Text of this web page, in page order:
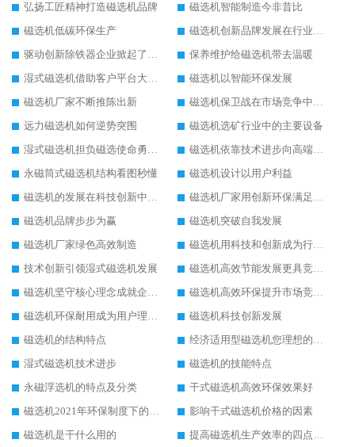
弘扬工匠精神打造磁选机品牌
磁选机智能制造今非昔比
磁选机低碳环保生产
磁选机创新品牌发展在行业的顶端
驱动创新除铁器企业掀起了发展风暴
保养维护给磁选机带去温暖
湿式磁选机借助客户平台大放异彩
磁选机以智能环保发展
磁选机厂家不断推陈出新
磁选机保卫战在市场竞争中打响
远力磁选机如何逆势突围
磁选机选矿行业中的主要设备
湿式磁选机担负磁选使命勇往直前
磁选机依靠技术进步向高端转型
永磁筒式磁选机结构看图秒懂
磁选机设计以用户利益
磁选机的发展在科技创新中成为焦点
磁选机厂家用创新环保满足市发展
磁选机品牌步步为赢
磁选机突破自我发展
磁选机厂家绿色高效制造
磁选机用科技和创新成为行业中的顶梁柱
技术创新引领湿式磁选机发展
磁选机高效节能发展更具竞争力
磁选机坚守核心理念成就企业辉煌
磁选机高效环保提升市场竞争力
磁选机环保耐用成为用户理想选择
磁选机科技创新发展
磁选机的结构特点
经济适用型磁选机您理想的选择
湿式磁选机技术进步
磁选机的技能特点
永磁浮选机的特点及分类
干式磁选机高效环保效果好
磁选机2021年环保制度下的发展出路
影响干式磁选机价格的因素
磁选机是干什么用的
提高磁选机生产效率的四点方法